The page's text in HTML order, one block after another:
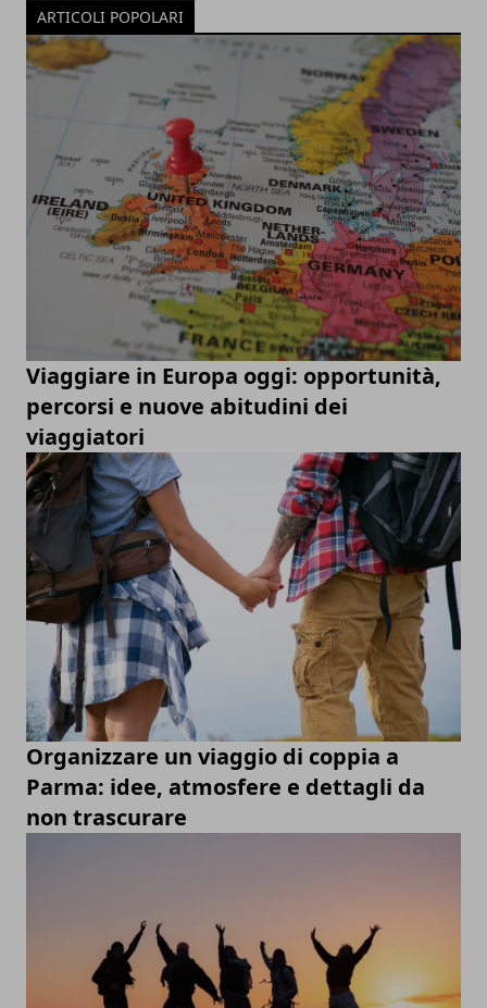
ARTICOLI POPOLARI
Viaggiare in Europa oggi: opportunità,
percorsi e nuove abitudini dei
viaggiatori
Organizzare un viaggio di coppia a
Parma: idee, atmosfere e dettagli da
non trascurare